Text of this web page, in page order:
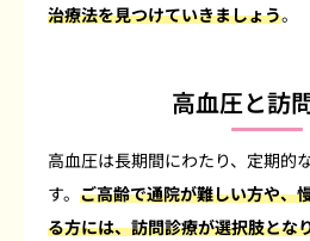
治療法を見つけていきましょう。
高血圧と訪
高血圧は長期間にわたり、定期的
す。 ご高齢で通院が難しい方や、
る方には、訪問診療が選択肢とな